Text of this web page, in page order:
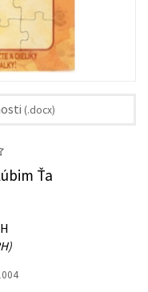
(.docx)
Ťa